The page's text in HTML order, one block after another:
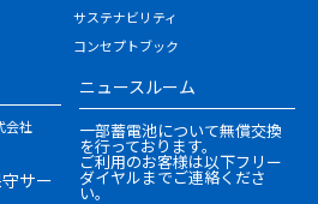
会社
サー
サステナビリティ
コンセプトブック
ニュースルーム
一部蓄電池について無償交換
を行っております。
ご利用のお客様は以下フリー
ダイヤルまでご連絡くださ
い。